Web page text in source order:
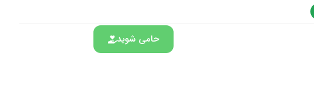
حامی شوید